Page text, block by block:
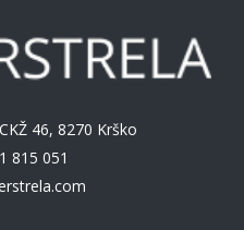
46, 8270 Krško
815 051